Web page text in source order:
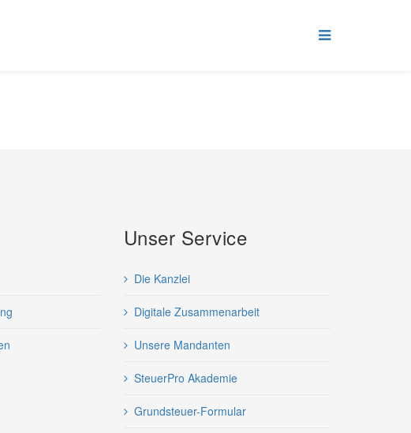
Unser Service
Die Kanzlei
Digitale Zusammenarbeit
Unsere Mandanten
SteuerPro Akademie
Grundsteuer-Formular